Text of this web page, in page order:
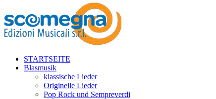
STARTSEITE
Blasmusik
klassische Lieder
Originelle Lieder
Pop Rock und Sempreverdi